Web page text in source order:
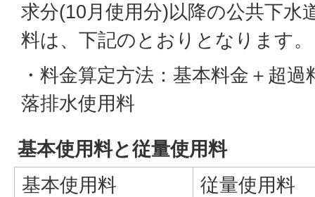
求分(10月使用分)以降の公共下水
料は、下記のとおりとなります。
・料金算定方法：基本料金＋超
落排水使用料
基本使用料と従量使用料
基本使用料
従量使用料